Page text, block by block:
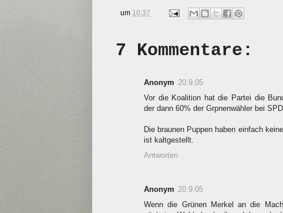
um 10:37
7 Kommentare:
Anonym 20.9.05
Vor die Koalition hat die Partei die
der dann 60% der Grpnenwähler bei
Die braunen Puppen haben einfach
ist kaltgestellt.
Antworten
Anonym 20.9.05
Wenn die Grünen Merkel an die